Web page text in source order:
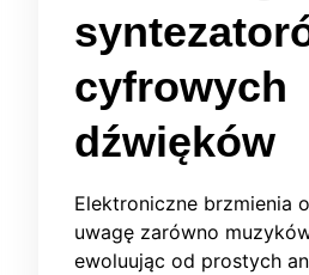
cyfrowych
dźwięków
Elektroniczne brzmienia
uwagę zarówno
ewoluując od prostych